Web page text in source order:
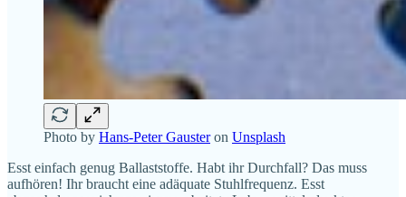
Photo by Hans-Peter Gausteron Unsplash
Esst einfach genug Ballaststoffe. Habt ihr Durchfall? Das muss
aufhören! Ihr braucht eine adäquate Stuhlfrequenz. Esst